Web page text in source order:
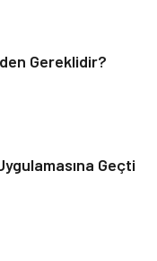
Gereklidir?
Geçti